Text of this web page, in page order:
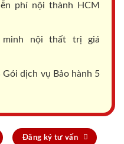
phí nội thành HCM
minh nội thất trị giá
dịch vụ Bảo hành 5
Đăng ký tư vấn